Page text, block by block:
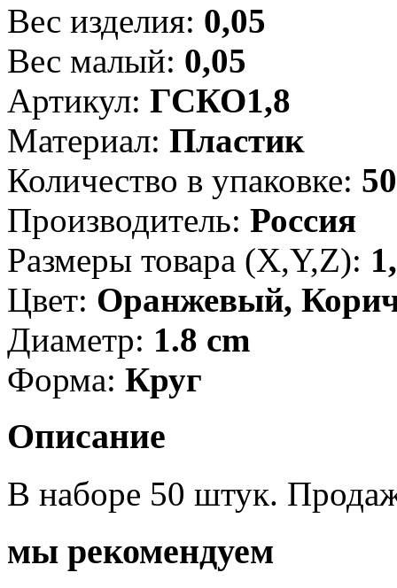
Вес изделия: 0,05
Вес малый: 0,05
Артикул: ГСКО1,8
Материал: Пластик
Количество в упаковке: 50
Производитель: Россия
Размеры товара (X,Y,Z):
Цвет: Оранжевый,
Диаметр: 1.8 cm
Форма: Круг
Описание
В наборе 50 штук.
мы рекомендуем